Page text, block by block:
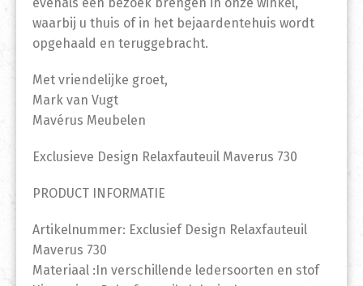
waarbij u thuis of in het bejaardentehuis wordt
opgehaald en teruggebracht.
Met vriendelijke groet,
Mark van Vugt
Mavérus Meubelen
Exclusieve Design Relaxfauteuil Maverus 730
PRODUCT INFORMATIE
Artikelnummer: Exclusief Design Relaxfauteuil
Maverus 730
Materiaal :In verschillende ledersoorten en stof